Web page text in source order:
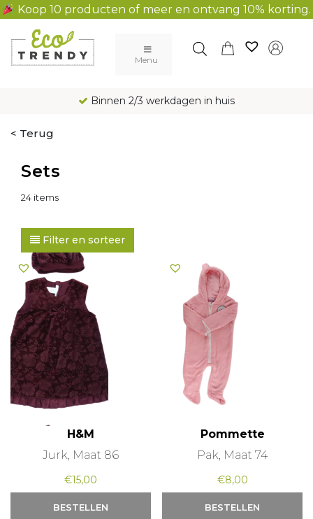
Koop 10 producten of meer en ontvang 10% korting.
Main Navigation
Menu
Gratis verzending
< Terug
Sets
24 items
Filter en sorteer
H&M
Jurk, Maat 86
€15,00
BESTELLEN
Pommette
Pak, Maat 74
€8,00
BESTELLEN